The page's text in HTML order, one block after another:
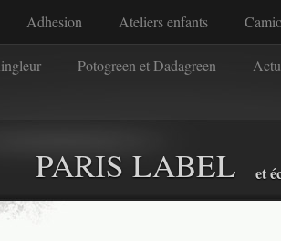
Adhesion Ateliers enfants
Potogreen et Dadagreen
PARIS LABEL et